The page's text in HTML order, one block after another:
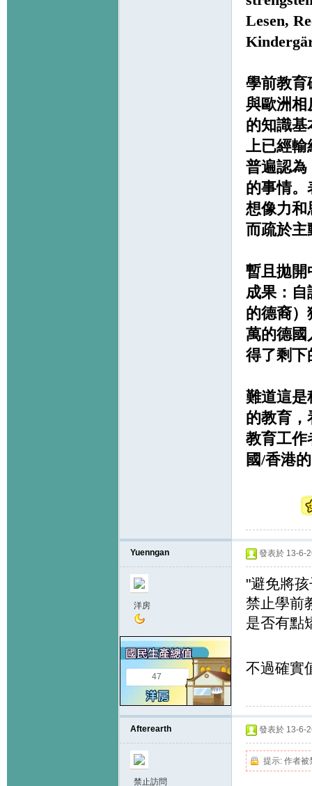
Lesen,
學前教育
與歐洲相
的知識
上已經輸
普遍認為
的事情
想像力和
而疏於主
暫且拋開
成果：
的德裔）
萬的德國
得了剩下
難道這是
的教育
教育工作
國/香港
Yuenngan
洋房
47
發表於 13-6-
"避免將
禁止學前
是否有點
不過確實
Afterearth
禁止訪問
發表於 13-6-
提示: 作者被